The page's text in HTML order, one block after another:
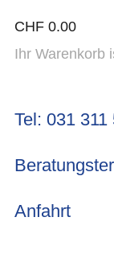
CHF 0.00
Ihr Warenkorb
Tel: 031 311
Anfahrt